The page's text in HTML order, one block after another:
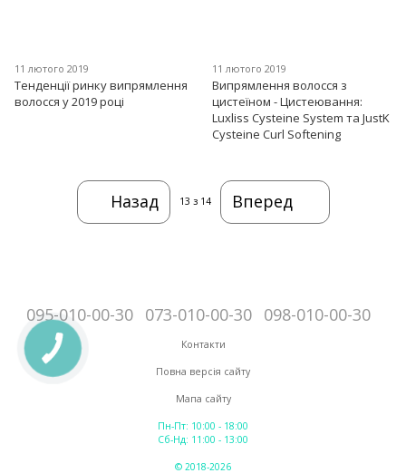
11 лютого 2019
Тенденції ринку випрямлення
волосся у 2019 році
11 лютого 2019
Випрямлення волосся з
цистеїном - Цистеювання:
Luxliss Cysteine ​​System та JustK
Cysteine ​​Curl Softening
Назад 13 з 14 Вперед
095-010-00-30 073-010-00-30 098-010-00-30
Контакти
Повна версія сайту
Мапа сайту
Пн-Пт: 10:00 - 18:00
Сб-Нд: 11:00 - 13:00
© 2018-2026